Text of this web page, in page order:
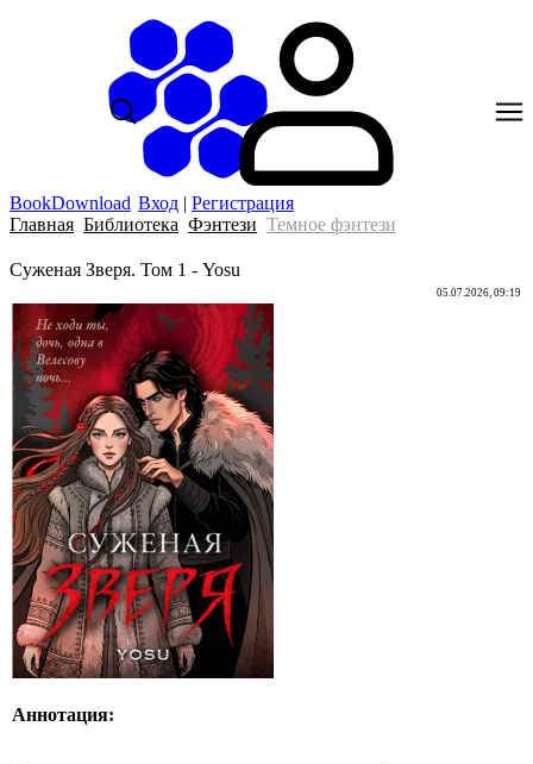
BookDownload Вход | Регистрация
Главная Библиотека Фэнтези Темное фэнтези
Суженая Зверя. Том 1 - Yosu
05.07.2026, 09:19
Аннотация: